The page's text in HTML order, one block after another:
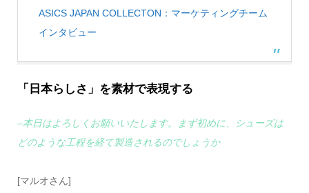
ASICS JAPAN COLLECTON：マーケティングチーム
インタビュー
「日本らしさ」を素材で表現する
–本日はよろしくお願いいたします。まず初めに、シューズは
どのような工程を経て製造されるのでしょうか
[マルオさん]